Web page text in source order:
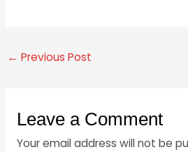
← Previous Post
Leave a Comment
Your email address will not be